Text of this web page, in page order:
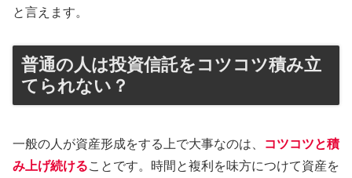
と言えます。
普通の人は投資信託をコツコツ積み立
てられない？
一般の人が資産形成をする上で大事なのは、
コツコツと積
み上げ続けることです。時間と複利を味方につけて資産を